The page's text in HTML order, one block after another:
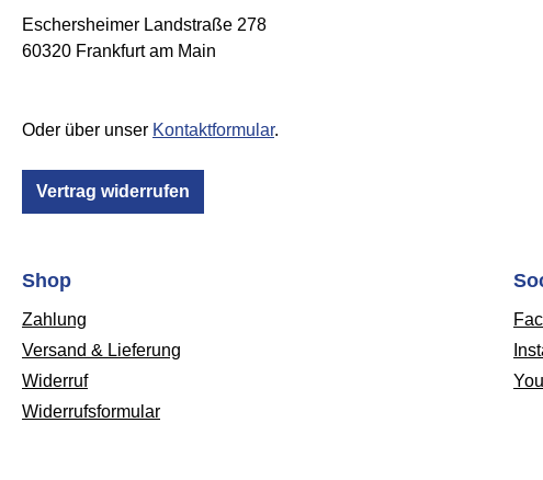
Eschersheimer Landstraße 278
60320 Frankfurt am Main
Oder über unser Kontaktformular.
Vertrag widerrufen
Shop
Zahlung
Versand & Lieferung
Widerruf
Widerrufsformular